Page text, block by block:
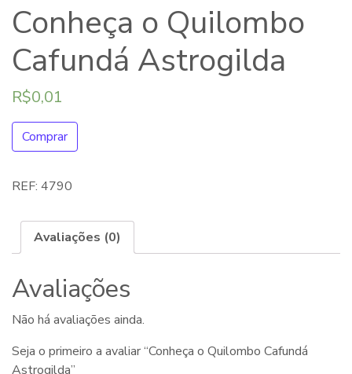
Conheça o Quilombo
Cafundá Astrogilda
R$0,01
Comprar
REF: 4790
Avaliações (0)
Avaliações
Não há avaliações ainda.
Seja o primeiro a avaliar “Conheça o Quilombo Cafundá
Astrogilda”